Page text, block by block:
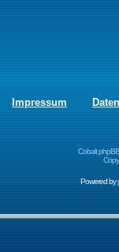
Impressum
Cobalt
Powered by